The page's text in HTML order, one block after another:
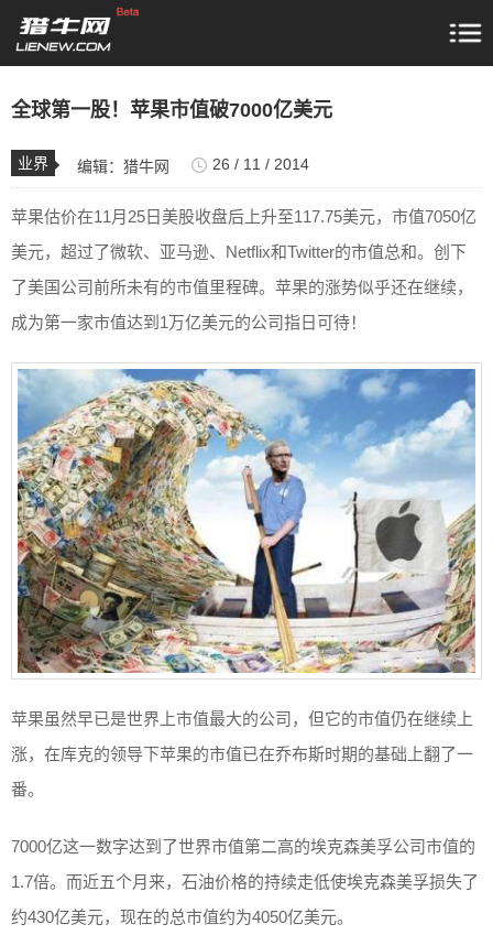
全球第一股！苹果市值破7000亿美元
业界 编辑： 猎牛网 26 / 11 / 2014
苹果估价在11月25日美股收盘后上升至117.75美元，市值7050亿
美元，超过了微软、亚马逊、Netflix和Twitter的市值总和。创下
了美国公司前所未有的市值里程碑。苹果的涨势似乎还在继续，
成为第一家市值达到1万亿美元的公司指日可待！
苹果虽然早已是世界上市值最大的公司，但它的市值仍在继续上
涨，在库克的领导下苹果的市值已在乔布斯时期的基础上翻了一
番。
7000亿这一数字达到了世界市值第二高的埃克森美孚公司市值的
1.7倍。而近五个月来，石油价格的持续走低使埃克森美孚损失了
约430亿美元，现在的总市值约为4050亿美元。